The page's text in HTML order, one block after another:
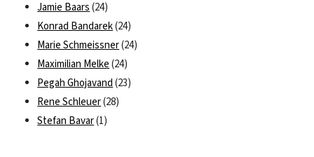
Jamie Baars (24)
Konrad Bandarek(24)
Marie Schmeissner(24)
Maximilian Melke (24)
Pegah Ghojavand (23)
Rene Schleuer(28)
Stefan Bavar(1)